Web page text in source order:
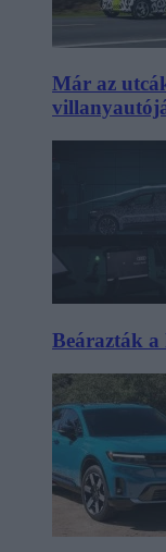
Már az
Beárazták a